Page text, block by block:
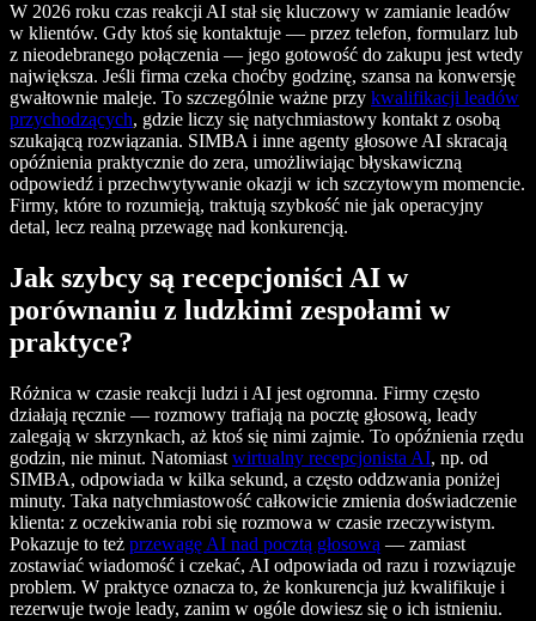
W 2026 roku czas reakcji AI stał się kluczowy w zamianie leadów
w klientów. Gdy ktoś się kontaktuje — przez telefon, formularz lub
z nieodebranego połączenia — jego gotowość do zakupu jest wtedy
największa. Jeśli firma czeka choćby godzinę, szansa na konwersję
gwałtownie maleje. To szczególnie ważne przy kwalifikacji leadów
przychodzących, gdzie liczy się natychmiastowy kontakt z osobą
szukającą rozwiązania. SIMBA i inne agenty głosowe AI skracają
opóźnienia praktycznie do zera, umożliwiając błyskawiczną
odpowiedź i przechwytywanie okazji w ich szczytowym momencie.
Firmy, które to rozumieją, traktują szybkość nie jak operacyjny
detal, lecz realną przewagę nad konkurencją.
Jak szybcy są recepcjoniści AI w
porównaniu z ludzkimi zespołami w
praktyce?
Różnica w czasie reakcji ludzi i AI jest ogromna. Firmy często
działają ręcznie — rozmowy trafiają na pocztę głosową, leady
zalegają w skrzynkach, aż ktoś się nimi zajmie. To opóźnienia rzędu
godzin, nie minut. Natomiast wirtualny recepcjonista AI, np. od
SIMBA, odpowiada w kilka sekund, a często oddzwania poniżej
minuty. Taka natychmiastowość całkowicie zmienia doświadczenie
klienta: z oczekiwania robi się rozmowa w czasie rzeczywistym.
Pokazuje to też przewagę AI nad pocztą głosową — zamiast
zostawiać wiadomość i czekać, AI odpowiada od razu i rozwiązuje
problem. W praktyce oznacza to, że konkurencja już kwalifikuje i
rezerwuje twoje leady, zanim w ogóle dowiesz się o ich istnieniu.